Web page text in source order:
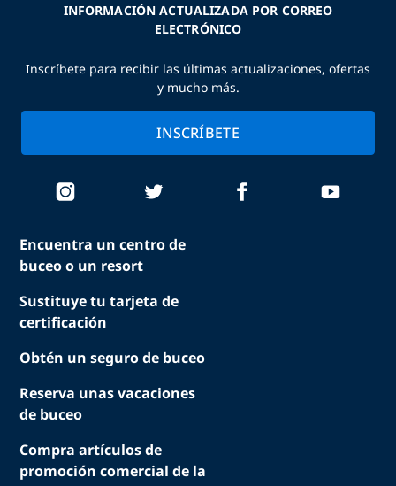
Encuentra un centro de
buceo o un resort
Sustituye tu tarjeta de
certificación
Obtén un seguro de buceo
Reserva unas vacaciones
de buceo
Compra artículos de
promoción comercial de la
INFORMACIÓN ACTUALIZADA POR CORREO
ELECTRÓNICO
Inscríbete para recibir las últimas actualizaciones, ofertas
y mucho más.
INSCRÍBETE